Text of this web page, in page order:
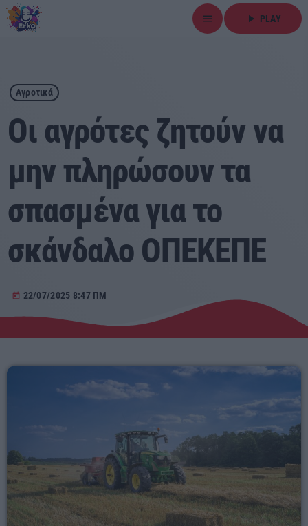
menu play_arrow PLAY
close
play_arrow ΕΡΚΟ
Αρχική
Εκπομπές
Ειδήσεις
Αθλητικά
Τραγούδια της Θράκης
Προσεχείς
ΕΡΚΟ
Presented by Giorgos
18:00 - 00:00
Αγροτικά
Oι αγρότες ζητούν να
μην πληρώσουν τα
σπασμένα για το
σκάνδαλο ΟΠΕΚΕΠΕ
today 22/07/2025 8:47 ΠΜ